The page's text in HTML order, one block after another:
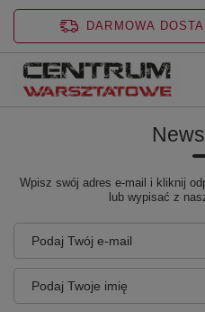
DARMOWA
Wpisz swój adres e-mail i kliknij
lub wypisać z
Podaj Twój e-mail
Podaj Twoje imię